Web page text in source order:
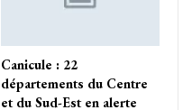
Canicule : 22
départements du Centre
et du Sud-Est en alerte